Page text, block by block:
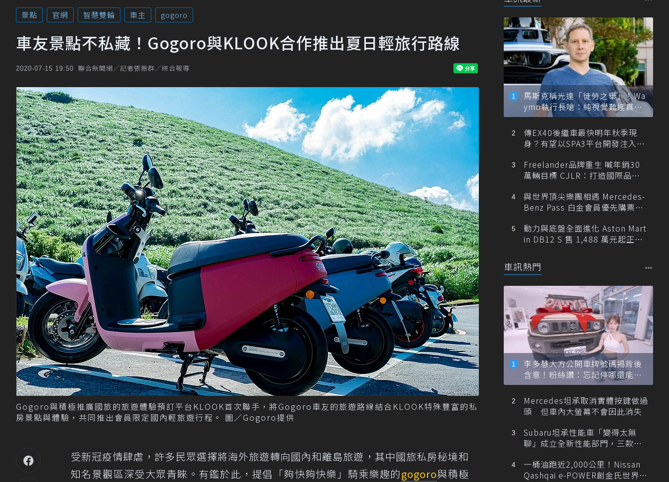
景點 官網 智慧雙輪 車主 gogoro
車友景點不私藏！Gogoro與KLOOK合作推出夏日輕旅行路線
2020-07-15 19:50 聯合新聞網／記者張振群／綜合報導
Gogoro與積極推廣國旅的旅遊體驗預訂平台KLOOK首次聯手，將Gogoro車友的旅遊路線結合KLOOK特殊豐富的私
房景點與體驗，共同推出會員限定國內輕旅遊行程。 圖／Gogoro提供
受新冠疫情肆虐，許多民眾選擇將海外旅遊轉向國內和離島旅遊，其中國旅私房秘境和
知名景觀區深受大眾青睞。有鑑於此，提倡「夠快夠快樂」騎乘樂趣的gogoro與積極
馬斯克稱光達「徒勞之舉」！Wa
ymo執行長嗆：純視覺難達真正
自動駕駛
傳EX40後繼車最快明年秋季現
身？有望以SPA3平台開發注入80
Freelander品牌重生 喊年銷30
萬輛目標 CJLR：打造國際品牌
與世界頂尖樂團相遇 Mercedes-
Benz Pass 白金會員優先購票維
動力與底盤全面進化 Aston Mart
in DB12 S 售 1,488 萬元起正式
車訊熱門
李多慧大方公開車牌號碼揭背後
含意！粉絲讚：忘記停哪還能幫
忙找車
Mercedes坦承取消實體按鍵做過
頭 但車內大螢幕不會因此消失
Subaru坦承性能車「變得太無
聊」成立全新性能部門，三款手
一桶油跑近2,000公里！Nissan
Qashqai e-POWER創金氏世界紀